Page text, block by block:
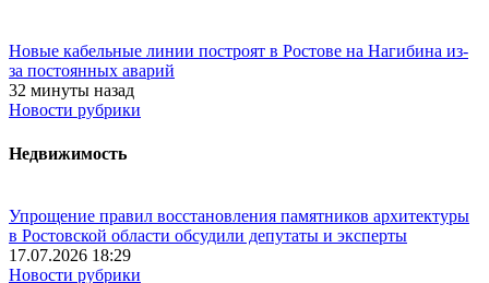
Новые кабельные линии построят в Ростове на Нагибина из-
за постоянных аварий
32 минуты назад
Новости рубрики
Недвижимость
Упрощение правил восстановления памятников архитектуры
в Ростовской области обсудили депутаты и эксперты
17.07.2026 18:29
Новости рубрики